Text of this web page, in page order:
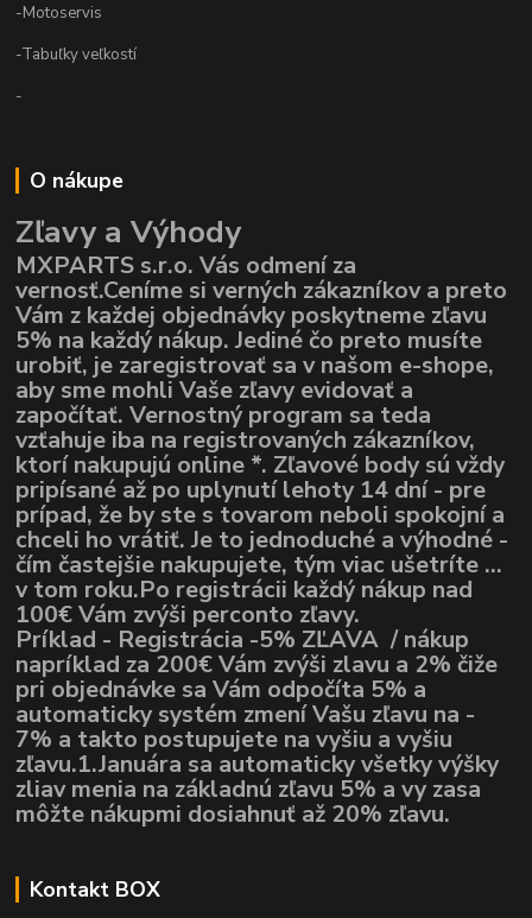
-Motoservis
-Tabuľky veľkostí
-
O nákupe
Zľavy a Výhody
MXPARTS s.r.o. Vás odmení za
vernosť.Ceníme si verných zákazníkov a preto
Vám z každej objednávky poskytneme zľavu
5% na každý nákup. Jediné čo preto musíte
urobiť, je zaregistrovať sa v našom e-shope,
aby sme mohli Vaše zľavy evidovať a
započítať. Vernostný program sa teda
vzťahuje iba na registrovaných zákazníkov,
ktorí nakupujú online *. Zľavové body sú vždy
pripísané až po uplynutí lehoty 14 dní - pre
prípad, že by ste s tovarom neboli spokojní a
chceli ho vrátiť. Je to jednoduché a výhodné -
čím častejšie nakupujete, tým viac ušetríte ...
v tom roku.Po registrácii každý nákup nad
100€ Vám zvýši perconto zľavy.
Príklad - Registrácia -5% ZĽAVA / nákup
napríklad za 200€ Vám zvýši zlavu a 2% čiže
pri objednávke sa Vám odpočíta 5% a
automaticky systém zmení Vašu zľavu na -
7% a takto postupujete na vyšiu a vyšiu
zľavu.1.Januára sa automaticky všetky výšky
zliav menia na základnú zľavu 5% a vy zasa
môžte nákupmi dosiahnuť až 20% zľavu.
Kontakt BOX